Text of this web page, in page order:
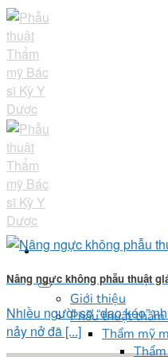
Skip
to
content
Giới thiệu
Phẫu thuật thẩm
Thẩm mỹ
Nâng ngực không phẫu thuật
Nhiều người sợ “dao kéo”
nảy nở đã [...]